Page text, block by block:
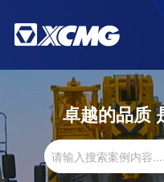
卓越的品质